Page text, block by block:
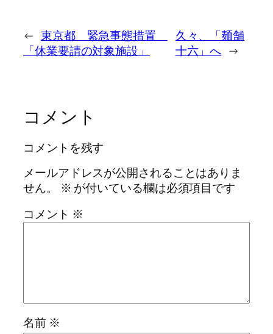
← 東京都 緊急事態措置
「休業要請の対象施設」
久々、「麺舗
十六」へ →
コメント
コメントを残す
メールアドレスが公開されることはありま
せん。
※ が付いている欄は必須項目です
コメント ※
名前 ※